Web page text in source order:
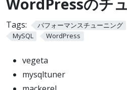
Tags: パフォーマンスチューニング
MySQL
WordPress
vegeta
mysqltuner